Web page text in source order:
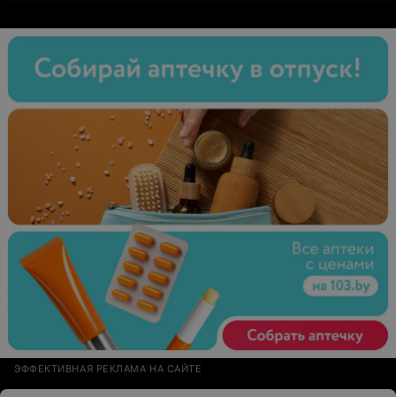
спасибо за доброе отношение и назначенное лечение!
ЭФФЕКТИВНАЯ РЕКЛАМА НА САЙТЕ